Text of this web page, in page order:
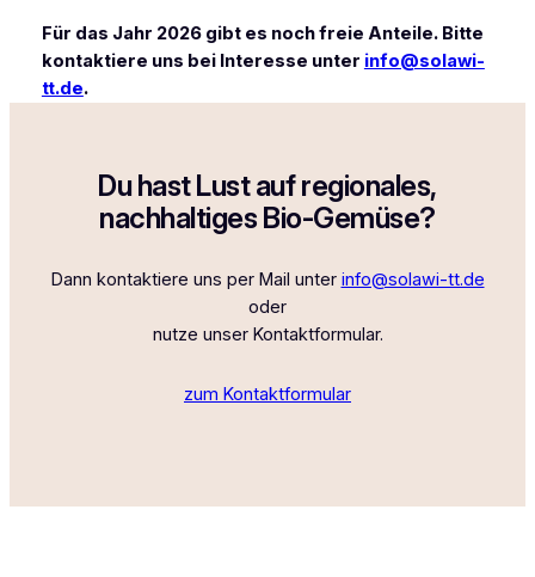
Für das Jahr 2026 gibt es noch freie Anteile. Bitte
kontaktiere uns bei Interesse unter info@solawi-
tt.de.
Du hast Lust auf regionales,
nachhaltiges Bio-Gemüse?
Dann kontaktiere uns per Mail unter info@solawi-tt.de
oder
nutze unser Kontaktformular.
zum Kontaktformular